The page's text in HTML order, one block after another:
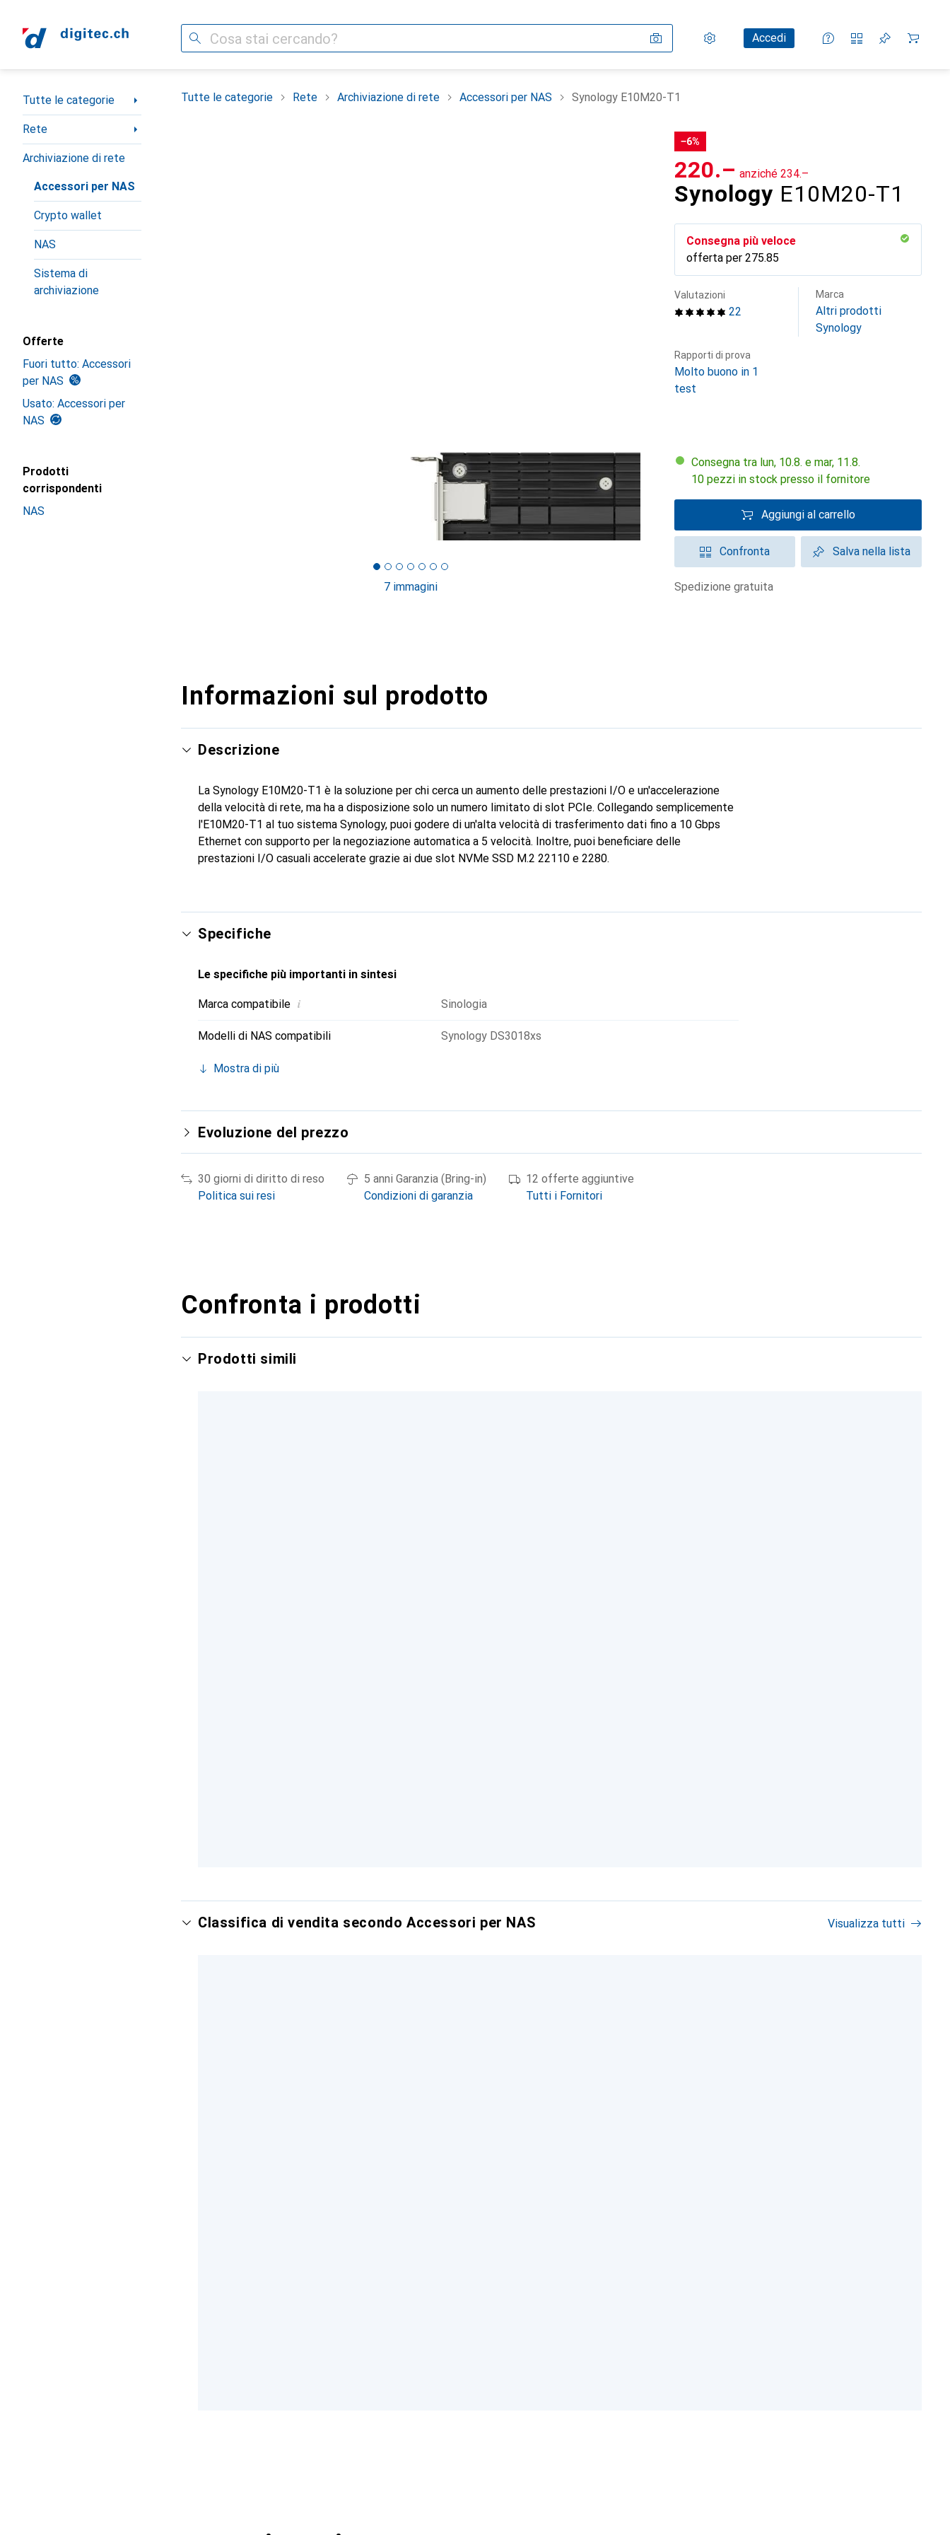
Cerca Impostazioni
Conto clienteAccedi
Liste di confronto
Liste dei desideri
Carrello
Categoria Navigazione
Tutte le categorie
Rete
Archiviazione di rete
Accessori per NAS
Crypto wallet
NAS
Sistema di
archiviazione
Offerte
Fuori tutto: Accessori
per NAS
Usato: Accessori per
NAS
Prodotti
corrispondenti
NAS
Tutte le categorie Rete Archiviazione di rete Accessori per NAS Synology E10M20-T1
7 immagini
−6%
Synology E10M20-T1
CHF
220.– anziché CHF
234.–
Consegna più veloce
offerta per CHF
275.85
22
Valutazioni Marca
Altri prodotti
Synology
Rapporti di prova
Molto buono in 1
test
Consegna tra lun, 10.8. e mar, 11.8.
10 pezzi in stock presso il fornitore
Aggiungi al carrello
Confronta Salva nella lista
spedizione gratuita
Informazioni sul prodotto
Descrizione
La Synology E10M20-T1 è la soluzione per chi cerca un aumento delle prestazioni I/O e un'accelerazione
della velocità di rete, ma ha a disposizione solo un numero limitato di slot PCIe. Collegando semplicemente
l'E10M20-T1 al tuo sistema Synology, puoi godere di un'alta velocità di trasferimento dati fino a 10 Gbps
Ethernet con supporto per la negoziazione automatica a 5 velocità. Inoltre, puoi beneficiare delle
prestazioni I/O casuali accelerate grazie ai due slot NVMe SSD M.2 22110 e 2280.
Specifiche
Le specifiche più importanti in sintesi
Marca compatibile i Sinologia
Modelli di NAS compatibili Synology DS3018xs
Mostra di più
Evoluzione del prezzo
30 giorni di diritto di reso
Politica sui resi
5 anni Garanzia (Bring-in)
Condizioni di garanzia
12 offerte aggiuntive
Tutti i Fornitori
Confronta i prodotti
Prodotti simili
Classifica di vendita secondo Accessori per NAS Visualizza tutti